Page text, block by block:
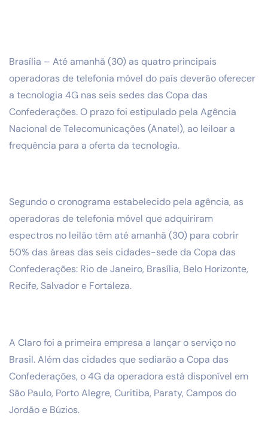
Brasília – Até amanhã (30) as quatro principais
operadoras de telefonia móvel do país deverão oferecer
a tecnologia 4G nas seis sedes das Copa das
Confederações. O prazo foi estipulado pela Agência
Nacional de Telecomunicações (Anatel), ao leiloar a
frequência para a oferta da tecnologia.
Segundo o cronograma estabelecido pela agência, as
operadoras de telefonia móvel que adquiriram
espectros no leilão têm até amanhã (30) para cobrir
50% das áreas das seis cidades-sede da Copa das
Confederações: Rio de Janeiro, Brasília, Belo Horizonte,
Recife, Salvador e Fortaleza.
A Claro foi a primeira empresa a lançar o serviço no
Brasil. Além das cidades que sediarão a Copa das
Confederações, o 4G da operadora está disponível em
São Paulo, Porto Alegre, Curitiba, Paraty, Campos do
Jordão e Búzios.